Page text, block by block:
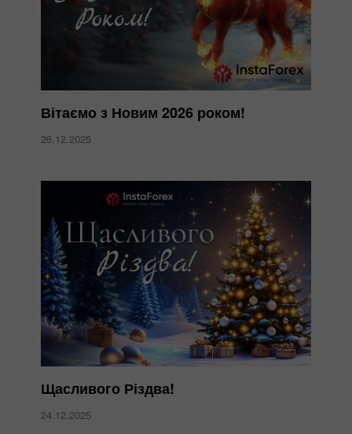
Вітаємо з Новим 2026 роком!
26.12.2025
Щасливого Різдва!
24.12.2025